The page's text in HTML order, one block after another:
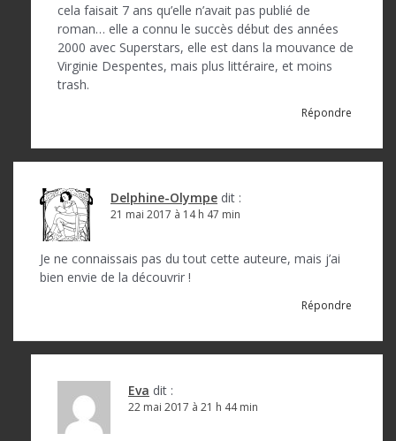
cela faisait 7 ans qu’elle n’avait pas publié de
roman… elle a connu le succès début des années
2000 avec Superstars, elle est dans la mouvance de
Virginie Despentes, mais plus littéraire, et moins
trash.
Répondre
Delphine-Olympe dit :
21 mai 2017 à 14 h 47 min
Je ne connaissais pas du tout cette auteure, mais j’ai
bien envie de la découvrir !
Répondre
Eva dit :
22 mai 2017 à 21 h 44 min